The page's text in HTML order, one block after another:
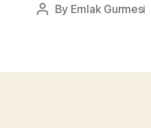
Post
By Emlak Gurmesi